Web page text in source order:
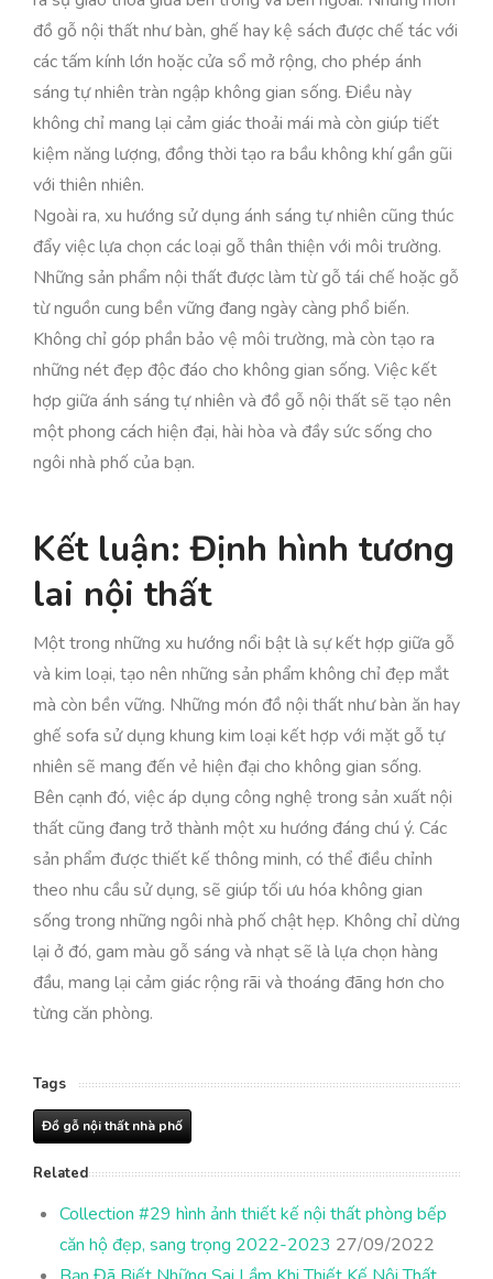
đồ gỗ nội thất như bàn, ghế hay kệ sách được chế tác với
các tấm kính lớn hoặc cửa sổ mở rộng, cho phép ánh
sáng tự nhiên tràn ngập không gian sống. Điều này
không chỉ mang lại cảm giác thoải mái mà còn giúp tiết
kiệm năng lượng, đồng thời tạo ra bầu không khí gần gũi
với thiên nhiên.
Ngoài ra, xu hướng sử dụng ánh sáng tự nhiên cũng thúc
đẩy việc lựa chọn các loại gỗ thân thiện với môi trường.
Những sản phẩm nội thất được làm từ gỗ tái chế hoặc gỗ
từ nguồn cung bền vững đang ngày càng phổ biến.
Không chỉ góp phần bảo vệ môi trường, mà còn tạo ra
những nét đẹp độc đáo cho không gian sống. Việc kết
hợp giữa ánh sáng tự nhiên và đồ gỗ nội thất sẽ tạo nên
một phong cách hiện đại, hài hòa và đầy sức sống cho
ngôi nhà phố của bạn.
Kết luận: Định hình tương
lai nội thất
Một trong những xu hướng nổi bật là sự kết hợp giữa gỗ
và kim loại, tạo nên những sản phẩm không chỉ đẹp mắt
mà còn bền vững. Những món đồ nội thất như bàn ăn hay
ghế sofa sử dụng khung kim loại kết hợp với mặt gỗ tự
nhiên sẽ mang đến vẻ hiện đại cho không gian sống.
Bên cạnh đó, việc áp dụng công nghệ trong sản xuất nội
thất cũng đang trở thành một xu hướng đáng chú ý. Các
sản phẩm được thiết kế thông minh, có thể điều chỉnh
theo nhu cầu sử dụng, sẽ giúp tối ưu hóa không gian
sống trong những ngôi nhà phố chật hẹp. Không chỉ dừng
lại ở đó, gam màu gỗ sáng và nhạt sẽ là lựa chọn hàng
đầu, mang lại cảm giác rộng rãi và thoáng đãng hơn cho
từng căn phòng.
Tags
Đồ gỗ nội thất nhà phố
Related
Collection #29 hình ảnh thiết kế nội thất phòng bếp
căn hộ đẹp, sang trọng 2022-2023 27/09/2022